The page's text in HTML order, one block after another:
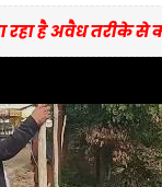
है अवैध तरीके से